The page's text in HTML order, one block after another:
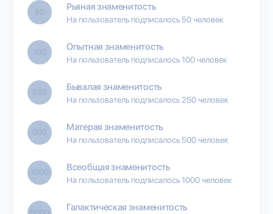
50 Рьяная знаменитость
На пользователь подписалось 50 человек
100 Опытная знаменитость
На пользователь подписалось 100 человек
250 Бывалая знаменитость
На пользователь подписалось 250 человек
500 Матерая знаменитость
На пользователь подписалось 500 человек
1000 Всеобщая знаменитость
На пользователь подписалось 1000 человек
Галактическая знаменитость